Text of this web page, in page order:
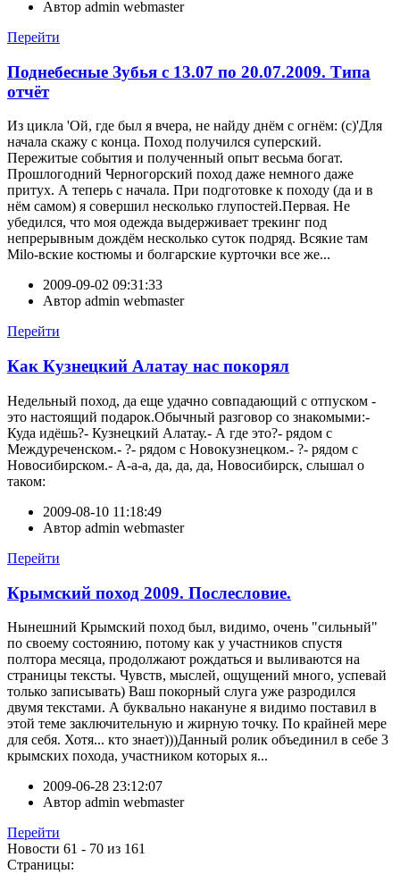
Автор admin webmaster
Перейти
Поднебесные Зубья с 13.07 по 20.07.2009. Типа
отчёт
Из цикла 'Ой, где был я вчера, не найду днём с огнём: (с)'Для
начала скажу с конца. Поход получился суперский.
Пережитые события и полученный опыт весьма богат.
Прошлогодний Черногорский поход даже немного даже
притух. А теперь с начала. При подготовке к походу (да и в
нём самом) я совершил несколько глупостей.Первая. Не
убедился, что моя одежда выдерживает трекинг под
непрерывным дождём несколько суток подряд. Всякие там
Milo-вские костюмы и болгарские курточки все же...
2009-09-02 09:31:33
Автор admin webmaster
Перейти
Как Кузнецкий Алатау нас покорял
Недельный поход, да еще удачно совпадающий с отпуском -
это настоящий подарок.Обычный разговор со знакомыми:-
Куда идёшь?- Кузнецкий Алатау.- А где это?- рядом с
Междуреченском.- ?- рядом с Новокузнецком.- ?- рядом с
Новосибирском.- А-а-а, да, да, да, Новосибирск, слышал о
таком:
2009-08-10 11:18:49
Автор admin webmaster
Перейти
Крымский поход 2009. Послесловие.
Нынешний Крымский поход был, видимо, очень "сильный"
по своему состоянию, потому как у участников спустя
полтора месяца, продолжают рождаться и выливаются на
страницы тексты. Чувств, мыслей, ощущений много, успевай
только записывать) Ваш покорный слуга уже разродился
двумя текстами. А буквально накануне я видимо поставил в
этой теме заключительную и жирную точку. По крайней мере
для себя. Хотя... кто знает)))Данный ролик объединил в себе 3
крымских похода, участником которых я...
2009-06-28 23:12:07
Автор admin webmaster
Перейти
Новости 61 - 70 из 161
Страницы: